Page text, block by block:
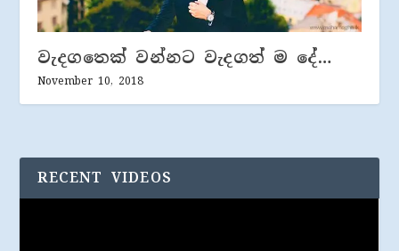
වැදගතෙක් වන්නට වැදගත් ම දේ…
November 10, 2018
RECENT VIDEOS